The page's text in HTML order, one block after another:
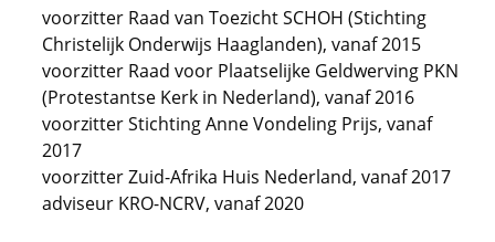
voorzitter Raad van Toezicht SCHOH (Stichting
Christelijk Onderwijs Haaglanden), vanaf 2015
voorzitter Raad voor Plaatselijke Geldwerving PKN
(Protestantse Kerk in Nederland), vanaf 2016
voorzitter Stichting Anne Vondeling Prijs, vanaf
2017
voorzitter Zuid-Afrika Huis Nederland, vanaf 2017
adviseur KRO-NCRV, vanaf 2020